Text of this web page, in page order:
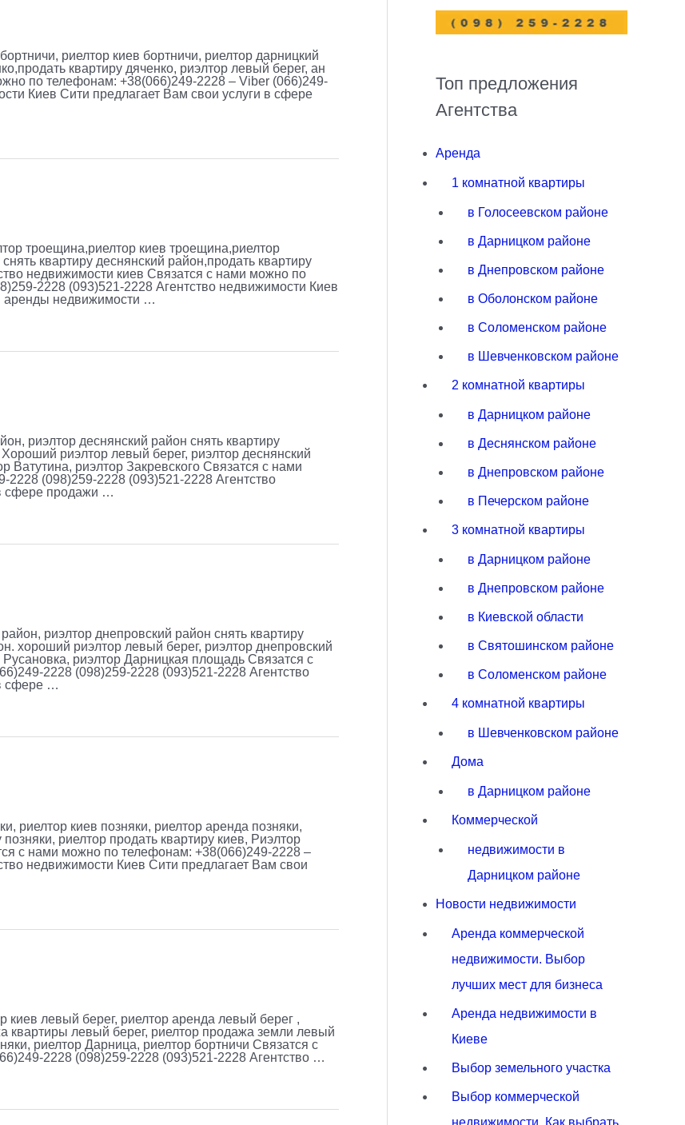
риелтор киев бортничи, риелтор дарницкий
квартиру дяченко, риэлтор левый берег, ан
по телефонам: +38(066)249-2228 – Viber (066)249-
Киев Сити предлагает Вам свои услуги в сфере
троещина,риелтор киев троещина,риелтор
квартиру деснянский район,продать квартиру
недвижимости киев Связатся с нами можно по
2228 (093)521-2228 Агентство недвижимости Киев
аренды недвижимости …
риэлтор деснянский район снять квартиру
риэлтор левый берег, риэлтор деснянский
Ватутина, риэлтор Закревского Связатся с нами
(098)259-2228 (093)521-2228 Агентство
сфере продажи …
риэлтор днепровский район снять квартиру
хороший риэлтор левый берег, риэлтор днепровский
риэлтор Дарницкая площадь Связатся с
2228 (098)259-2228 (093)521-2228 Агентство
сфере …
риелтор киев позняки, риелтор аренда позняки,
риелтор продать квартиру киев, Риэлтор
с нами можно по телефонам: +38(066)249-2228 –
недвижимости Киев Сити предлагает Вам свои
киев левый берег, риелтор аренда левый берег ,
квартиры левый берег, риелтор продажа земли левый
риелтор Дарница, риелтор бортничи Связатся с
2228 (098)259-2228 (093)521-2228 Агентство …
Топ предложения
Агентства
Аренда
1 комнатной квартиры
в Голосеевском районе
в Дарницком районе
в Днепровском районе
в Оболонском районе
в Соломенском районе
в Шевченковском районе
2 комнатной квартиры
в Дарницком районе
в Деснянском районе
в Днепровском районе
в Печерском районе
3 комнатной квартиры
в Дарницком районе
в Днепровском районе
в Киевской области
в Святошинском районе
в Соломенском районе
4 комнатной квартиры
в Шевченковском районе
Дома
в Дарницком районе
Коммерческой
недвижимости в
Дарницком районе
Новости недвижимости
Аренда коммерческой
недвижимости. Выбор
лучших мест для бизнеса
Аренда недвижимости в
Киеве
Выбор земельного участка
Выбор коммерческой
недвижимости. Как выбрать